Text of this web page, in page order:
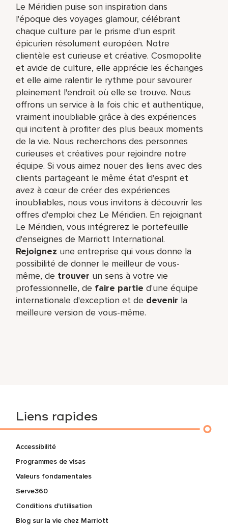
Le Méridien puise son inspiration dans
l'époque des voyages glamour, célébrant
chaque culture par le prisme d'un esprit
épicurien résolument européen. Notre
clientèle est curieuse et créative. Cosmopolite
et avide de culture, elle apprécie les échanges
et elle aime ralentir le rythme pour savourer
pleinement l'endroit où elle se trouve. Nous
offrons un service à la fois chic et authentique,
vraiment inoubliable grâce à des expériences
qui incitent à profiter des plus beaux moments
de la vie. Nous recherchons des personnes
curieuses et créatives pour rejoindre notre
équipe. Si vous aimez nouer des liens avec des
clients partageant le même état d'esprit et
avez à cœur de créer des expériences
inoubliables, nous vous invitons à découvrir les
offres d'emploi chez Le Méridien. En rejoignant
Le Méridien, vous intégrerez le portefeuille
d'enseignes de Marriott International.
Rejoignez une entreprise qui vous donne la
possibilité de donner le meilleur de vous-
même,​ de trouver un sens à votre vie
professionnelle, de faire partie d'une équipe
internationale​ d'exception et de devenir la
meilleure version de vous-même.
Liens rapides
Accessibilité
Programmes de visas
Valeurs fondamentales
Serve360
Conditions d'utilisation
Blog sur la vie chez Marriott